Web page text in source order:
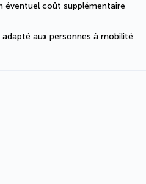
éventuel coût supplémentaire
aux personnes à mobilité